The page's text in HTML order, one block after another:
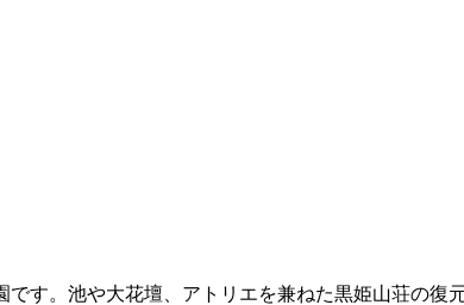
です。池や大花壇、アトリエを兼ねた黒姫山荘の復